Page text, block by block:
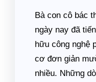
Bà con cô bác
ngày nay đã
hữu công nghệ
cơ đơn giản
nhiều. Những